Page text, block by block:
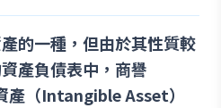
的一種，但由於其性質較
產負債表中，商譽
產（Intangible Asset）